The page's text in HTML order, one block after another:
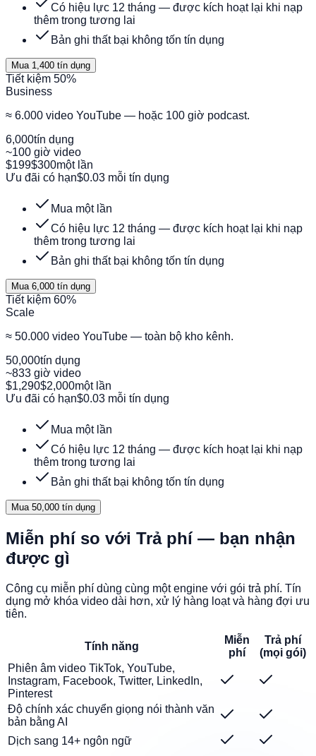
Có hiệu lực 12 tháng — được kích hoạt lại khi nạp
thêm trong tương lai
Bản ghi thất bại không tốn tín dụng
Mua 1,400 tín dụng
Tiết kiệm 50%
Business
≈ 6.000 video YouTube — hoặc 100 giờ podcast.
6,000tín dụng
~100 giờ video
$199$300một lần
Ưu đãi có hạn$0.03 mỗi tín dụng
Mua một lần
Có hiệu lực 12 tháng — được kích hoạt lại khi nạp
thêm trong tương lai
Bản ghi thất bại không tốn tín dụng
Mua 6,000 tín dụng
Tiết kiệm 60%
Scale
≈ 50.000 video YouTube — toàn bộ kho kênh.
50,000tín dụng
~833 giờ video
$1,290$2,000một lần
Ưu đãi có hạn$0.03 mỗi tín dụng
Mua một lần
Có hiệu lực 12 tháng — được kích hoạt lại khi nạp
thêm trong tương lai
Bản ghi thất bại không tốn tín dụng
Mua 50,000 tín dụng
Miễn phí so với Trả phí — bạn nhận
được gì
Công cụ miễn phí dùng cùng một engine với gói trả phí. Tín
dụng mở khóa video dài hơn, xử lý hàng loạt và hàng đợi ưu
tiên.
Tính năng
Miễn
phí
Trả phí
(mọi gói)
Phiên âm video TikTok, YouTube,
Instagram, Facebook, Twitter, LinkedIn,
Pinterest
Độ chính xác chuyển giọng nói thành văn
bản bằng AI
Dịch sang 14+ ngôn ngữ